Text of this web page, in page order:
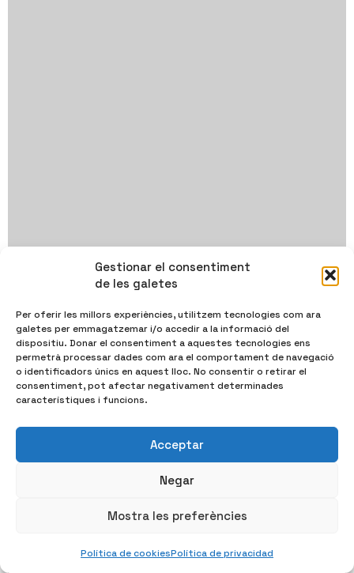
Gestionar el consentiment
de les galetes
Per oferir les millors experiències, utilitzem tecnologies com ara
galetes per emmagatzemar i/o accedir a la informació del
dispositiu. Donar el consentiment a aquestes tecnologies ens
permetrà processar dades com ara el comportament de navegació
o identificadors únics en aquest lloc. No consentir o retirar el
consentiment, pot afectar negativament determinades
característiques i funcions.
Acceptar
Negar
Mostra les preferències
Política de cookiesPolítica de privacidad